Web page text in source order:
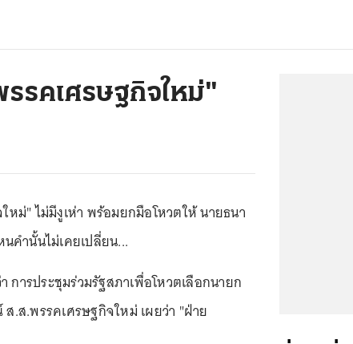
รคเศรษฐกิจใหม่"
ม่" ไม่มีงูเห่า พร้อมยกมือโหวตให้ นายธนา
คำนั้นไม่เคยเปลี่ยน...
การประชุมร่วมรัฐสภาเพื่อโหวตเลือกนายก
.ส.พรรคเศรษฐกิจใหม่ เผยว่า "ฝ่าย